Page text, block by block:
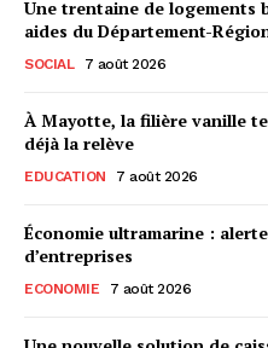
Une trentaine de logements
aides du Département-
SOCIAL 7 août 2026
À Mayotte, la filière vanille
déjà la relève
EDUCATION 7 août 2026
Économie ultramarine :
d’entreprises
ECONOMIE 7 août 2026